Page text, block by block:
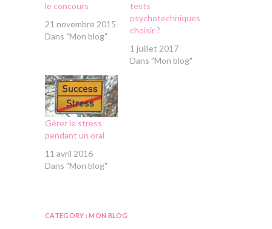
le concours
21 novembre 2015
Dans "Mon blog"
tests
psychotechniques
choisir ?
1 juillet 2017
Dans "Mon blog"
Gérer le stress
pendant un oral
11 avril 2016
Dans "Mon blog"
CATEGORY :MON BLOG